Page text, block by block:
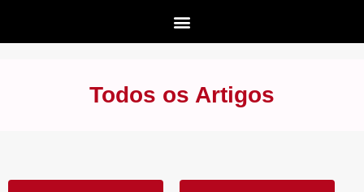
Todos os Artigos